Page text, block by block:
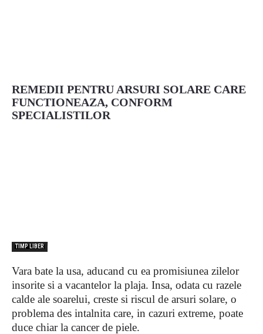
REMEDII PENTRU ARSURI SOLARE CARE
FUNCTIONEAZA, CONFORM
SPECIALISTILOR
TIMP LIBER
Vara bate la usa, aducand cu ea promisiunea zilelor
insorite si a vacantelor la plaja. Insa, odata cu razele
calde ale soarelui, creste si riscul de arsuri solare, o
problema des intalnita care, in cazuri extreme, poate
duce chiar la cancer de piele.